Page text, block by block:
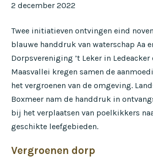
2 december 2022
Twee initiatieven ontvingen eind
blauwe handdruk van waterschap Aa
Dorpsvereniging ’t Leker in Ledeacker
Maasvallei kregen samen de
het vergroenen van de omgeving.
Boxmeer nam de handdruk in
bij het verplaatsen van poelkikkers
geschikte leefgebieden.
Vergroenen dorp